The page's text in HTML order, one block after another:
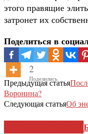
этого правящие
затронет их
Поделиться в
2
Поделились
Предыдущая статья
Воронина?
Следующая статьяОб